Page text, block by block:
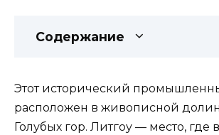
Содержание
Этот исторический
расположен в живописной
Голубых гор. Литгоу — место, где